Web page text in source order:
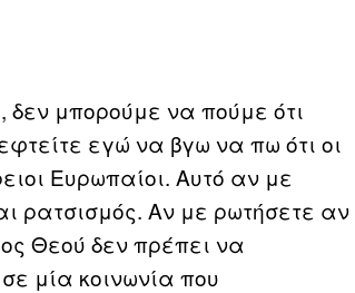
μπορούμε να πούμε ότι
εγώ να βγω να πω ότι οι
Ευρωπαίοι. Αυτό αν με
ρατσισμός. Αν με ρωτήσετε αν
Θεού δεν πρέπει να
μία κοινωνία που